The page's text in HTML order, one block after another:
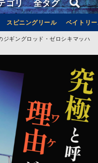
ゴリ 全タグ
スピニングリール ベイトリ
ジギングロッド・ゼロシキマッハ